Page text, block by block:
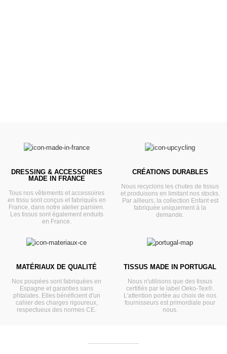
DRESSING & ACCESSOIRES
MADE IN FRANCE
Tous nos vêtements et accessoires
en tissu sont conçus et fabriqués en
France, dans notre atelier parisien.
Les tissus sont également enduits
en France.
CRÉATIONS DURABLES
Nous recyclons les chutes de tissus
et produisons en limitant nos stocks.
Par ailleurs, la collection Enfant est
fabriquée uniquement à la
demande.
MATÉRIAUX DE QUALITÉ
Nos poupées sont fabriquées en
Espagne et garanties sans
phtalates. Elles bénéficient d'un
cahier des charges rigoureux,
respectueux des normes CE.
TISSUS MADE IN PORTUGAL
Nous n'utilisons que des tissus
certifiés par le label Oeko-Tex®.
L'attention portée au choix de nos
fournisseurs est primordiale pour
nous.